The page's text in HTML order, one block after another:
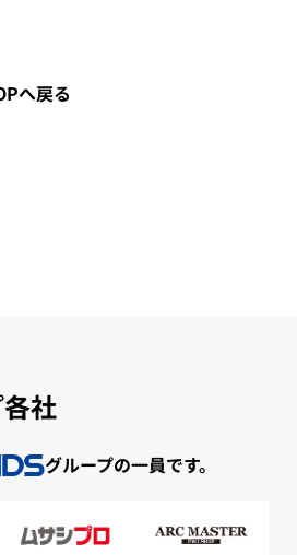
へ戻る
社
グループの一員です。